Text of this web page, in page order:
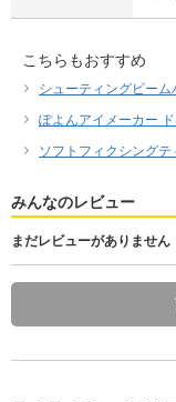
こちらもおすすめ
シューティングビーム
ぽよんアイメーカー
ソフトフィクシングテ
みんなのレビュー
まだレビューがありません